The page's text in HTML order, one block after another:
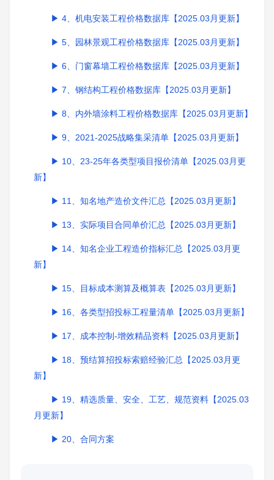
4、机电安装工程价格数据库【2025.03月更新】
5、园林景观工程价格数据库【2025.03月更新】
6、门窗幕墙工程价格数据库【2025.03月更新】
7、钢结构工程价格数据库【2025.03月更新】
8、内外墙涂料工程价格数据库【2025.03月更新】
9、2021-2025战略集采清单【2025.03月更新】
10、23-25年各类型项目报价清单【2025.03月更
新】
11、知名地产造价文件汇总【2025.03月更新】
13、实际项目合同单价汇总【2025.03月更新】
14、知名企业工程造价指标汇总【2025.03月更
新】
15、目标成本测算及概算表【2025.03月更新】
16、各类型招投标工程量清单【2025.03月更新】
17、成本控制-增效精品资料【2025.03月更新】
18、预结算招投标索赔经验汇总【2025.03月更
新】
19、精选质量、安全、工艺、规范资料【2025.03
月更新】
20、合同方案